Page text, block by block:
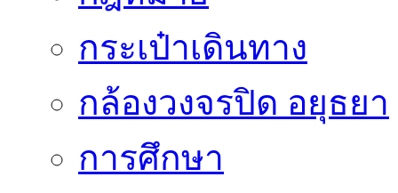
กระเป๋าเดินทาง
กล้องวงจรปิด อยุธยา
การศึกษา